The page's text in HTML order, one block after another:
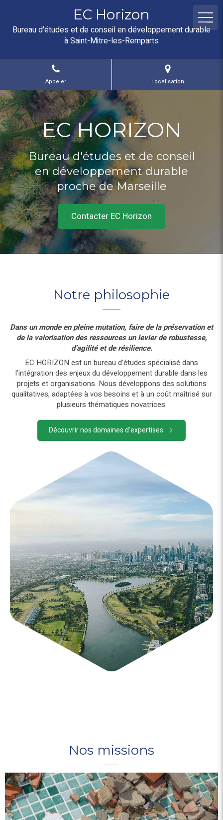
EC Horizon
Bureau d'études et de conseil en développement durable
à Saint-Mitre-les-Remparts
Appeler Localisation
EC HORIZON
Bureau d'études et de conseil
en développement durable
proche de Marseille
Contacter EC Horizon
Notre philosophie
Dans un monde en pleine mutation, faire de la préservation et
de la valorisation des ressources un levier de robustesse,
d’agilité et de résilience.
EC HORIZON est un bureau d’études spécialisé dans
l’intégration des enjeux du développement durable dans les
projets et organisations. Nous développons des solutions
qualitatives, adaptées à vos besoins et à un coût maîtrisé sur
plusieurs thématiques novatrices.
Découvrir nos domaines d'expertises
Nos missions